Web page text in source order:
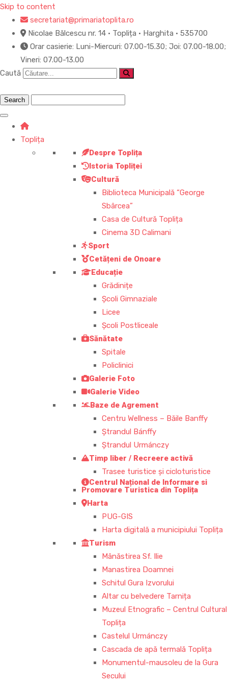
Skip to content
secretariat@primariatoplita.ro
Nicolae Bălcescu nr. 14 • Toplița • Harghita • 535700
Orar casierie: Luni-Miercuri: 07.00-15.30; Joi: 07.00-18.00;
Vineri: 07.00-13.00
Caută
Toplița
Despre Toplița
Istoria Topliței
Cultură
Biblioteca Municipală “George
Sbârcea”
Casa de Cultură Toplița
Cinema 3D Calimani
Sport
Cetățeni de Onoare
Educație
Grădinițe
Școli Gimnaziale
Licee
Școli Postliceale
Sănătate
Spitale
Policlinici
Galerie Foto
Galerie Video
Baze de Agrement
Centru Wellness – Băile Banffy
Ștrandul Bánffy
Ștrandul Urmánczy
Timp liber / Recreere activă
Trasee turistice şi cicloturistice
Centrul Național de Informare si
Promovare Turistica din Toplița
Harta
PUG-GIS
Harta digitală a municipiului Toplița
Turism
Mânăstirea Sf. Ilie
Manastirea Doamnei
Schitul Gura Izvorului
Altar cu belvedere Tarnița
Muzeul Etnografic – Centrul Cultural
Toplița
Castelul Urmánczy
Cascada de apă termală Toplița
Monumentul-mausoleu de la Gura
Secului